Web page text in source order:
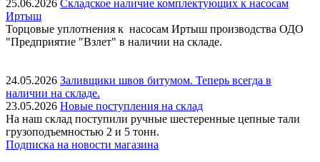
25.06.2026 Складское наличие комплектующих к насосам
Иртыш
Торцовые уплотнения к насосам Иртыш производства ОДО
"Предприятие "Взлет" в наличии на складе.
24.05.2026 Заливщики швов битумом. Теперь всегда в
наличии на складе.
23.05.2026 Новые поступления на склад
На наш склад поступили ручные шестеренные цепные тали
грузоподъемностью 2 и 5 тонн.
Подписка на новости магазина